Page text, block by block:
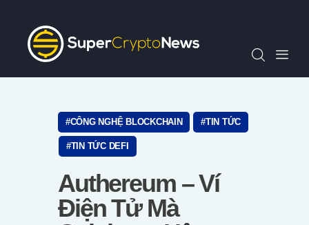
Chỉ Số SCN30
Tin Tức
Quan Điểm
Video
Thông Cáo Báo Chí
CÔNG NGHỆ BLOCKCHAIN TIN TỨC
TIN TỨC DEFI
Authereum – Ví
Điện Tử Mà